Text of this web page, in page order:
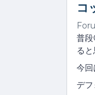
コ
普
ると
今
デ